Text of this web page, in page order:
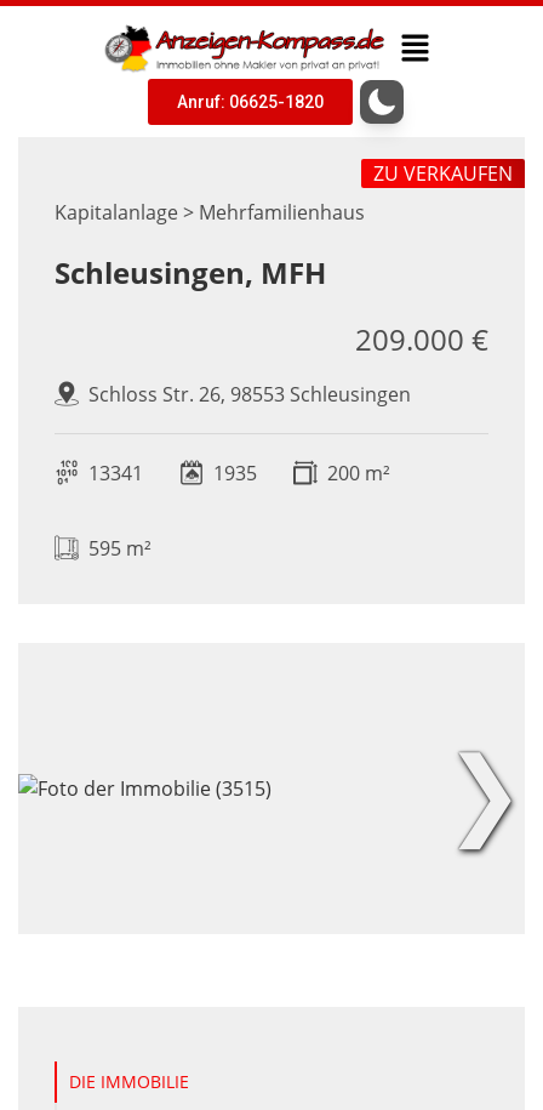
Anruf: 06625-1820
Kapitalanlage > Mehrfamilienhaus
ZU VERKAUFEN
Schleusingen, MFH
Schloss Str. 26, 98553 Schleusingen
209.000 €
13341 1935 200 m²
595 m²
❯
DIE IMMOBILIE